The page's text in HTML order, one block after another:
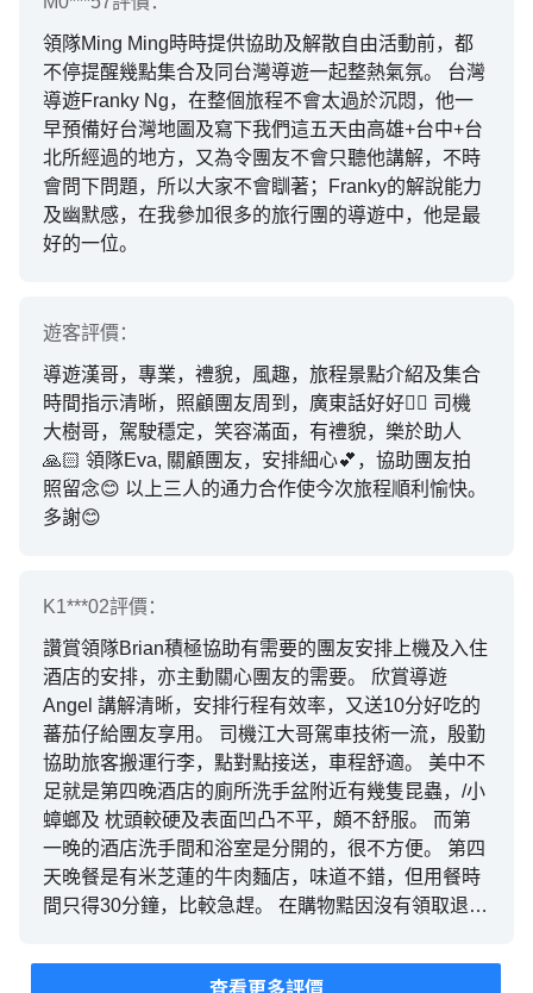
領隊Ming Ming時時提供協助及解散自由活動前，都
不停提醒幾點集合及同台灣導遊一起整熱氣氛。 台灣
導遊Franky Ng，在整個旅程不會太過於沉悶，他一
早預備好台灣地圖及寫下我們這五天由高雄+台中+台
北所經過的地方，又為令團友不會只聽他講解，不時
會問下問題，所以大家不會瞓著；Franky的解說能力
及幽默感，在我參加很多的旅行團的導遊中，他是最
好的一位。
遊客評價：
導遊漢哥，專業，禮貌，風趣，旅程景點介紹及集合
時間指示清晰，照顧團友周到，廣東話好好👍🏻 司機
大樹哥，駕駛穩定，笑容滿面，有禮貌，樂於助人
🙏🏻 領隊Eva, 關顧團友，安排細心💕，協助團友拍
照留念😊 以上三人的通力合作使今次旅程順利愉快。
多謝😊
K1***02評價：
讚賞領隊Brian積極協助有需要的團友安排上機及入住
酒店的安排，亦主動關心團友的需要。 欣賞導遊
Angel 講解清晰，安排行程有效率，又送10分好吃的
蕃茄仔給團友享用。 司機江大哥駕車技術一流，殷勤
協助旅客搬運行李，點對點接送，車程舒適。 美中不
足就是第四晚酒店的廁所洗手盆附近有幾隻昆蟲，/小
蟑螂及 枕頭較硬及表面凹凸不平，頗不舒服。 而第
一晚的酒店洗手間和浴室是分開的，很不方便。 第四
天晚餐是有米芝蓮的牛肉麵店，味道不錯，但用餐時
間只得30分鐘，比較急趕。 在購物黠因沒有領取退稅
利，天氣不錯，感謝領隊、導遊和司機的服務😊
查看更多評價